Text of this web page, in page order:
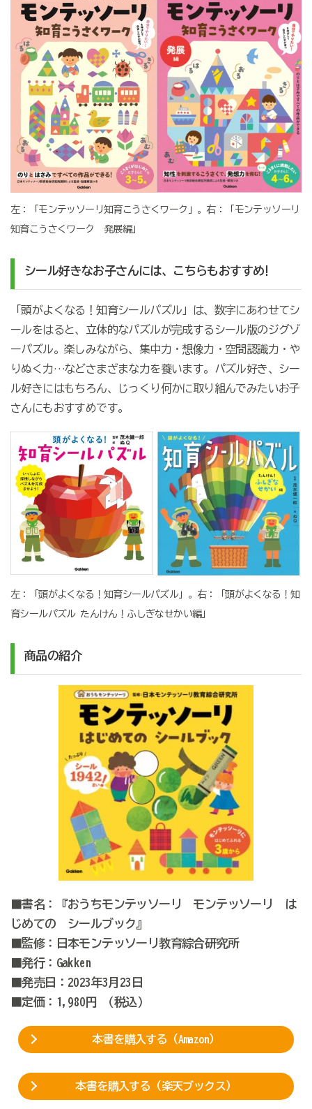
左：「モンテッソーリ知育こうさくワーク」。右：「モンテッソーリ
知育こうさくワーク 発展編」
シール好きなお子さんには、こちらもおすすめ!
「頭がよくなる！知育シールパズル」は、数字にあわせてシ
ールをはると、立体的なパズルが完成するシール版のジグゾ
ーパズル。楽しみながら、集中力・想像力・空間認識力・や
りぬく力…などさまざまな力を養います。パズル好き、シー
ル好きにはもちろん、じっくり何かに取り組んでみたいお子
さんにもおすすめです。
左：「頭がよくなる！知育シールパズル」。右：「頭がよくなる！知
育シールパズル たんけん！ふしぎなせかい編」
商品の紹介
■書名：『おうちモンテッソーリ モンテッソーリ は
じめての シールブック』
■監修：日本モンテッソーリ教育綜合研究所
■発行：Gakken
■発売日：2023年3月23日
■定価：1,980円 （税込）
本書を購入する（Amazon）
本書を購入する（楽天ブックス）